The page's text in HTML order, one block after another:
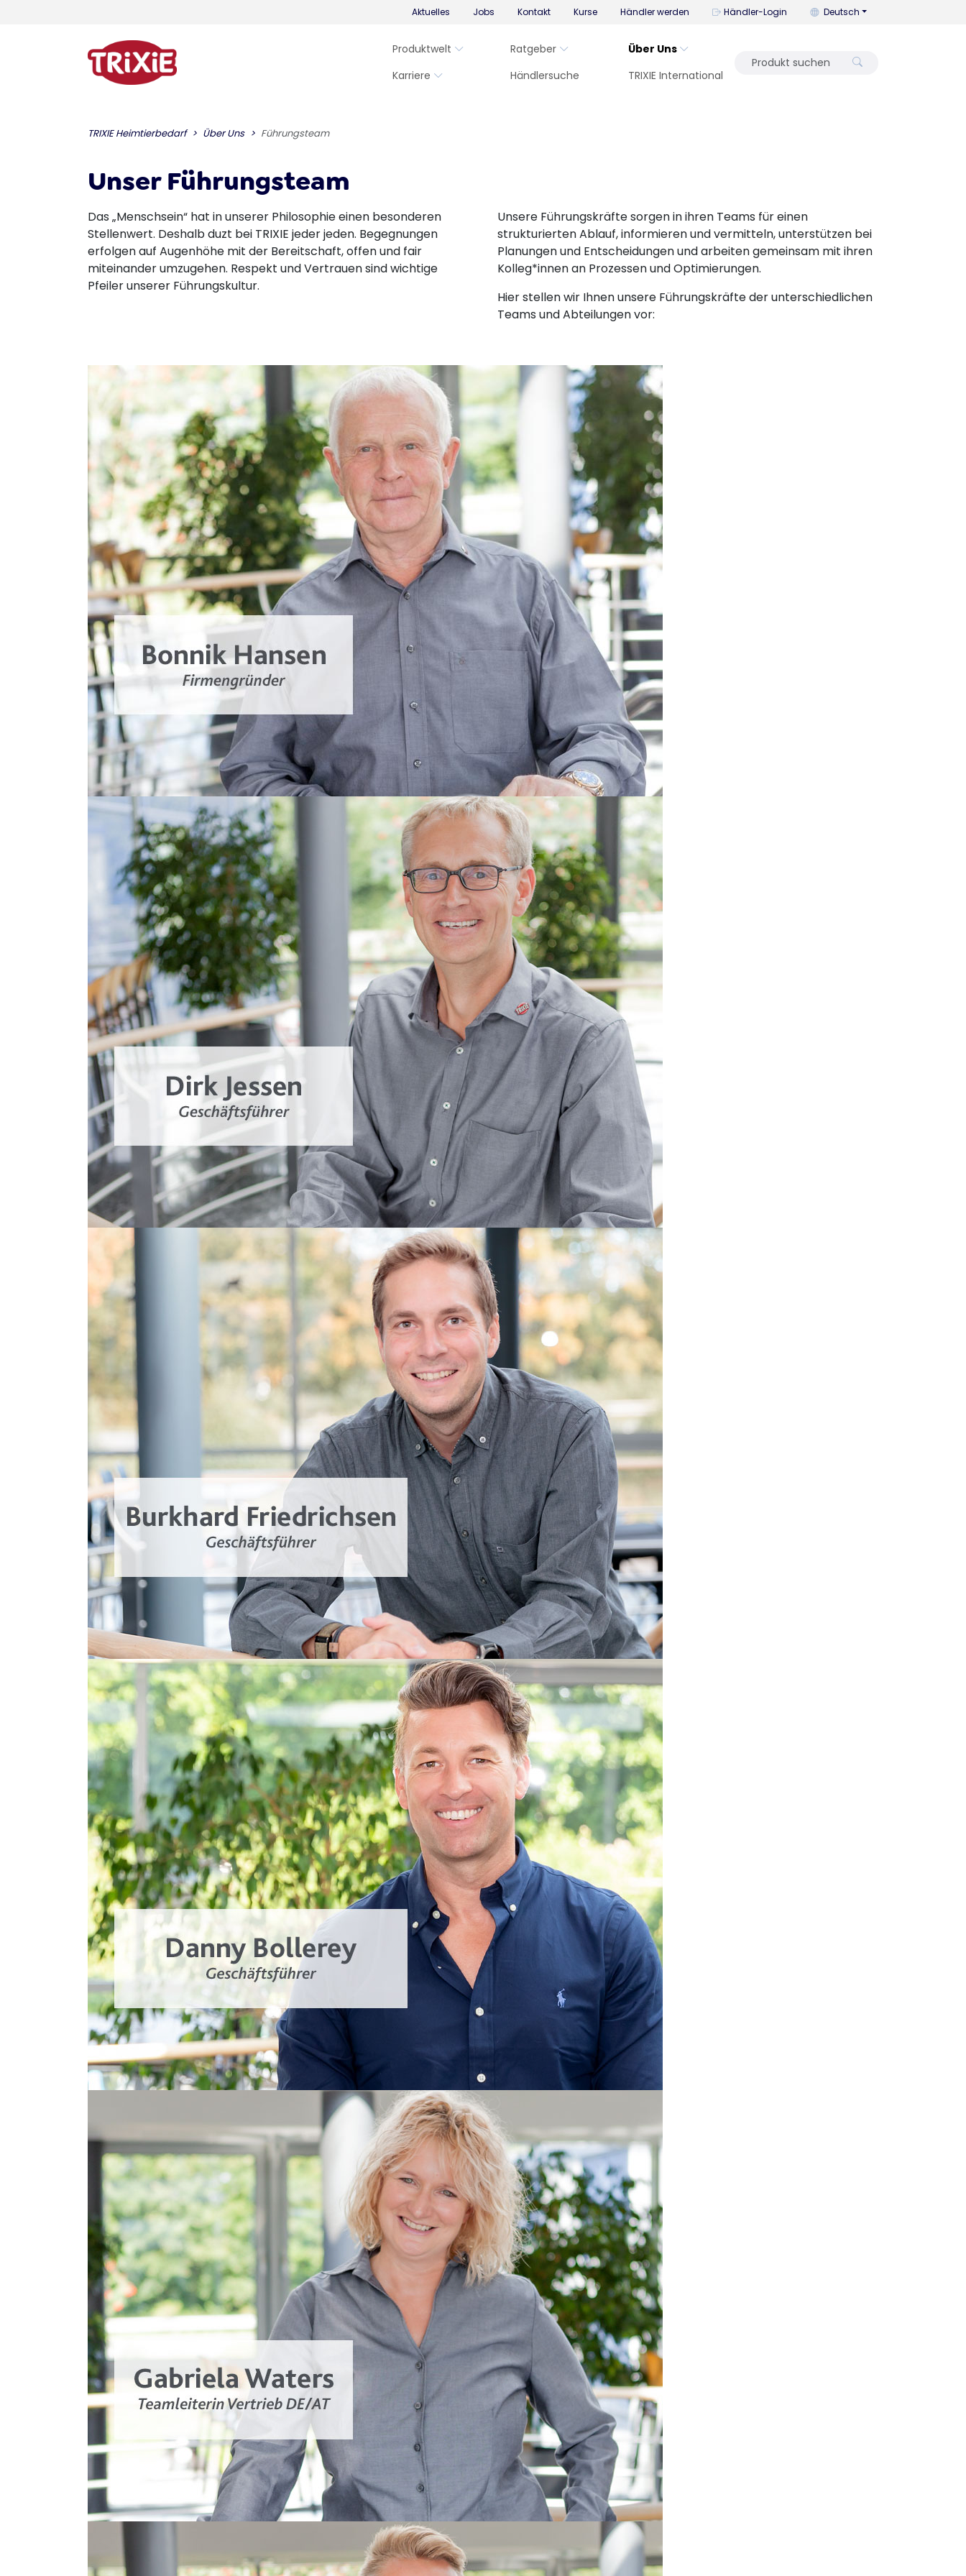
Aktuelles Jobs Kontakt Kurse Händler werden Händler-Login Mit diesem Menü können Sie
Deutsch
Produktwelt Ratgeber
Über Uns
Karriere
Händlersuche TRIXIE International
TRIXIE Heimtierbedarf Über Uns Führungsteam
Unser Führungsteam
Das „Menschsein“ hat in unserer Philosophie einen besonderen
Stellenwert. Deshalb duzt bei TRIXIE jeder jeden. Begegnungen
erfolgen auf Augenhöhe mit der Bereitschaft, offen und fair
miteinander umzugehen. Respekt und Vertrauen sind wichtige
Pfeiler unserer Führungskultur.
Unsere Führungskräfte sorgen in ihren Teams für einen
strukturierten Ablauf, informieren und vermitteln, unterstützen bei
Planungen und Entscheidungen und arbeiten gemeinsam mit ihren
Kolleg*innen an Prozessen und Optimierungen.
Hier stellen wir Ihnen unsere Führungskräfte der unterschiedlichen
Teams und Abteilungen vor: